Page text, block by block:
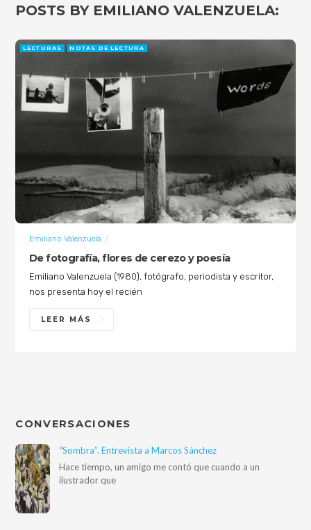
POSTS BY EMILIANO VALENZUELA:
De fotografía, flores de cerezo y poesía
Emiliano Valenzuela
LECTURAS NOTAS DE LECTURA
Emiliano Valenzuela (1980), fotógrafo, periodista y escritor,
nos presenta hoy el recién
LEER MÁS
CONVERSACIONES
“Sombra”. Entrevista a Marcos Sánchez
Hace tiempo, un amigo me contó que cuando a un
ilustrador que